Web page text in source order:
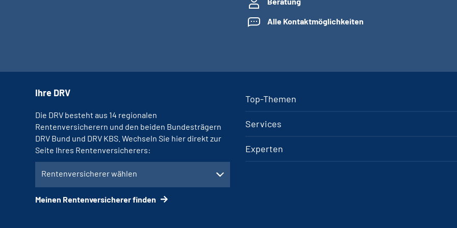
Alle Kontaktmöglichkeiten
Top-Themen
Services
Experten
Ihre DRV
Die DRV besteht aus 14 regionalen
Rentenversicherern und den beiden Bundesträgern
DRV Bund und DRV KBS. Wechseln Sie hier direkt zur
Seite Ihres Rentenversicherers:
Rentenversicherer wählen
Meinen Rentenversicherer finden